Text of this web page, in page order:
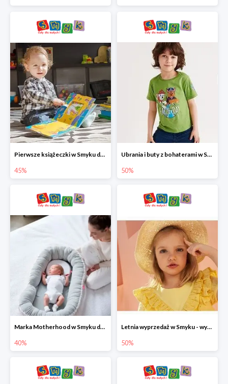
Pierwsze książeczki w Smyku do -45%
45%
Ubrania i buty z bohaterami w Smyku do -50%
50%
Marka Motherhood w Smyku do -40%
40%
Letnia wyprzedaż w Smyku - wybrane ubrania i buty do -50%
50%